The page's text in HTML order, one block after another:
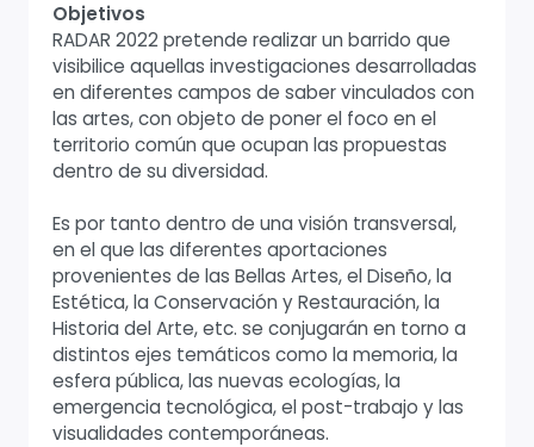
Objetivos
RADAR 2022 pretende realizar un barrido que
visibilice aquellas investigaciones desarrolladas
en diferentes campos de saber vinculados con
las artes, con objeto de poner el foco en el
territorio común que ocupan las propuestas
dentro de su diversidad.
Es por tanto dentro de una visión transversal,
en el que las diferentes aportaciones
provenientes de las Bellas Artes, el Diseño, la
Estética, la Conservación y Restauración, la
Historia del Arte, etc. se conjugarán en torno a
distintos ejes temáticos como la memoria, la
esfera pública, las nuevas ecologías, la
emergencia tecnológica, el post-trabajo y las
visualidades contemporáneas.